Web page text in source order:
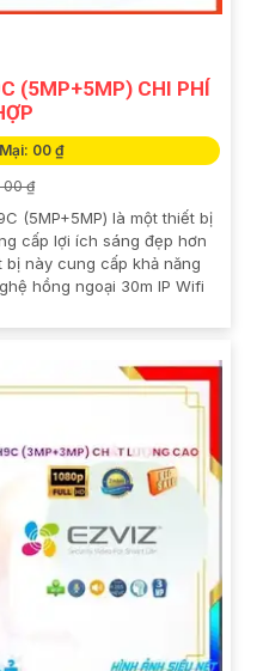
(5MP+5MP) CHI PHÍ
00 ₫
00 ₫
(5MP+5MP) là một thiết bị
cấp lợi ích sáng đẹp hơn
bị này cung cấp khả năng
hồng ngoại 30m IP Wifi